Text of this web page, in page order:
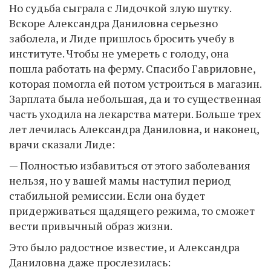
Но судьба сыграла с Лидочкой злую шутку.
Вскоре Александра Даниловна серьезно
заболела, и Лиде пришлось бросить учебу в
институте. Чтобы не умереть с голоду, она
пошла работать на ферму. Спасибо Гавриловне,
которая помогла ей потом устроиться в магазин.
Зарплата была небольшая, да и то существенная
часть уходила на лекарства матери. Больше трех
лет лечилась Александра Даниловна, и наконец,
врачи сказали Лиде:
— Полностью избавиться от этого заболевания
нельзя, но у вашей мамы наступил период
стабильной ремиссии. Если она будет
придерживаться щадящего режима, то сможет
вести привычный образ жизни.
Это было радостное известие, и Александра
Даниловна даже прослезилась: